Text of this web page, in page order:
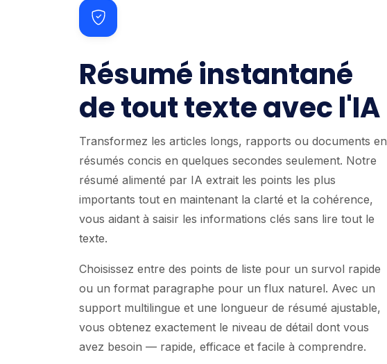
Résumé instantané
de tout texte avec l'IA
Transformez les articles longs, rapports ou documents en
résumés concis en quelques secondes seulement. Notre
résumé alimenté par IA extrait les points les plus
importants tout en maintenant la clarté et la cohérence,
vous aidant à saisir les informations clés sans lire tout le
texte.
Choisissez entre des points de liste pour un survol rapide
ou un format paragraphe pour un flux naturel. Avec un
support multilingue et une longueur de résumé ajustable,
vous obtenez exactement le niveau de détail dont vous
avez besoin — rapide, efficace et facile à comprendre.